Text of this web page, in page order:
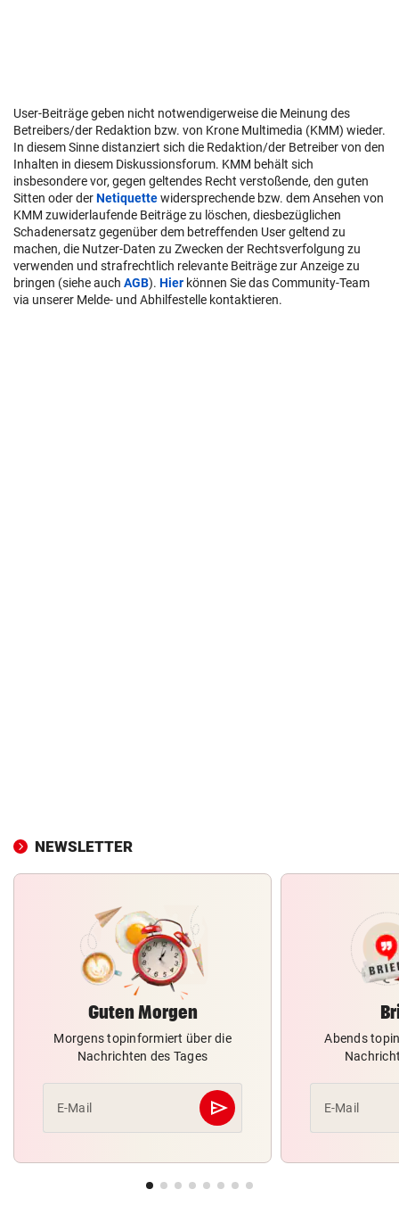
User-Beiträge geben nicht notwendigerweise die Meinung des
Betreibers/der Redaktion bzw. von Krone Multimedia (KMM) wieder.
In diesem Sinne distanziert sich die Redaktion/der Betreiber von den
Inhalten in diesem Diskussionsforum. KMM behält sich
insbesondere vor, gegen geltendes Recht verstoßende, den guten
Sitten oder derNetiquettewidersprechende bzw. dem Ansehen von
KMM zuwiderlaufende Beiträge zu löschen, diesbezüglichen
Schadenersatz gegenüber dem betreffenden User geltend zu
machen, die Nutzer-Daten zu Zwecken der Rechtsverfolgung zu
verwenden und strafrechtlich relevante Beiträge zur Anzeige zu
bringen (siehe auch AGB). Hier können Sie das Community-Team
via unserer Melde- und Abhilfestelle kontaktieren.
NEWSLETTER
Guten Morgen
Morgens topinformiert über die
Nachrichten des Tages
E-Mail send
Abschicken
Abends
E-Mail